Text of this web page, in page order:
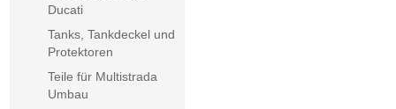
Ducati
Tanks, Tankdeckel und
Protektoren
Teile für Multistrada
Umbau